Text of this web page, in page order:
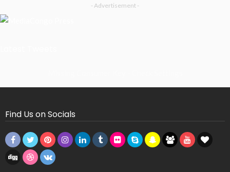
- Advertisement -
Find Us on Socials